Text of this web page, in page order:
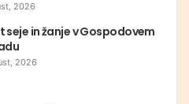
2026
seje in žanje v Gospodovem
2026